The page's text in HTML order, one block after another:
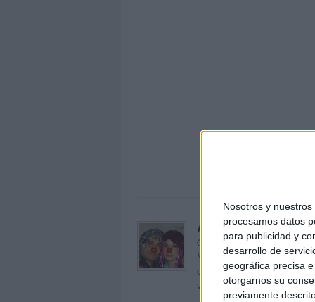
Nosotros y nuestros
procesamos datos
para publicidad y
desarrollo de
geográfica precisa
otorgarnos su
previamente
Acerca de
Orientación Andújar no es
Maribel, que además de ser
dentro del blog y en el cual,
voluntarios en sus meses de